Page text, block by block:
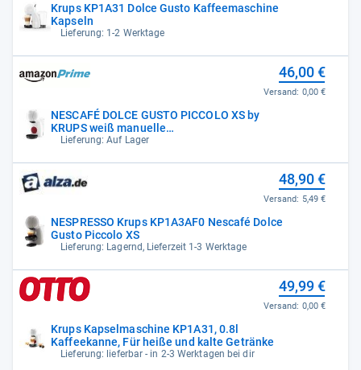
Krups KP1A31 Dolce Gusto Kaffeemaschine
Kapseln
Lieferung: 1-2 Werktage
NESCAFÉ DOLCE GUSTO PICCOLO XS by
KRUPS weiß manuelle
Kaffeekapselmaschine
Lieferung: Auf Lager
46,00 €
Versand: 0,00 €
NESPRESSO Krups KP1A3AF0 Nescafé Dolce
Gusto Piccolo XS
Lieferung: Lagernd, Lieferzeit 1-3 Werktage
48,90 €
Versand: 5,49 €
Krups Kapselmaschine KP1A31, 0.8l
Kaffeekanne, Für heiße und kalte Getränke
Lieferung: lieferbar - in 2-3 Werktagen bei dir
49,99 €
Versand: 0,00 €